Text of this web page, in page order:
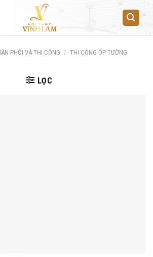
PHỐI VÀ THI CÔNG / THI CÔNG ỐP TƯỜNG
LỌC